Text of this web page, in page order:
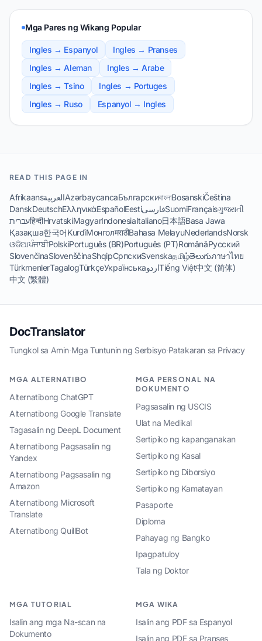
Mga Pares ng Wikang Popular
Ingles → Espanyol
Ingles → Pranses
Ingles → Aleman
Ingles → Arabe
Ingles → Tsino
Ingles → Portuges
Ingles → Ruso
Espanyol → Ingles
READ THIS PAGE IN
AfrikaansالعربيةAzərbaycancaБългарскиবাংলাBosanskiČeština
DanskDeutschΕλληνικάEspañolEestiفارسیSuomiFrançaisગુજરાતી
עבריתहिन्दीHrvatskiMagyarIndonesiaItaliano日本語Basa Jawa
Қазақша한국어KurdîМонголमराठीBahasa MelayuNederlandsNorsk
ଓଡିଆਪੰਜਾਬੀPolskiPortuguês (BR)Português (PT)RomânăРусский
SlovenčinaSlovenščinaShqipСрпскиSvenskaதமிழ்తెలుగుภาษาไทย
TürkmenlerTagalogTürkçeУкраїнськаاردوTiếng Việt中文 (简体)
中文 (繁體)
DocTranslator
Tungkol sa Amin·Mga Tuntunin ng Serbisyo·Patakaran sa Privacy
MGA ALTERNATIBO
Alternatibong ChatGPT
Alternatibong Google Translate
Tagasalin ng DeepL Document
Alternatibong Pagsasalin ng
Yandex
Alternatibong Pagsasalin ng
Amazon
Alternatibong Microsoft
Translate
Alternatibong QuillBot
MGA PERSONAL NA
DOKUMENTO
Pagsasalin ng USCIS
Ulat na Medikal
Sertipiko ng kapanganakan
Sertipiko ng Kasal
Sertipiko ng Diborsiyo
Sertipiko ng Kamatayan
Pasaporte
Diploma
Pahayag ng Bangko
Ipagpatuloy
Tala ng Doktor
MGA TUTORIAL
Isalin ang mga Na-scan na
Dokumento
MGA WIKA
Isalin ang PDF sa Espanyol
Isalin ang PDF sa Pranses